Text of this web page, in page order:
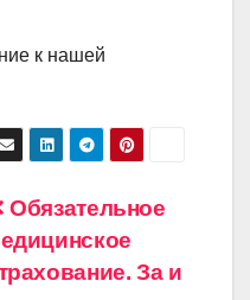
к нашей
Обязательное
За и